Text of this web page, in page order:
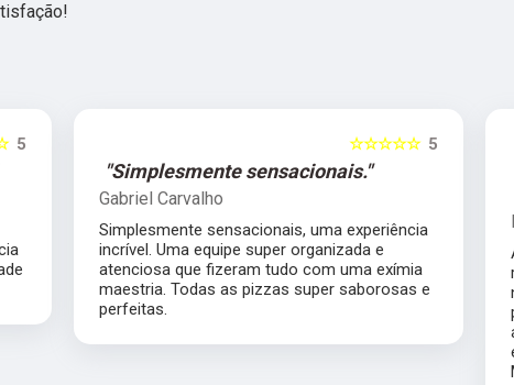
5 5
☆☆☆☆☆
"Atendimento de primeira
qualidade."
Marilda Daineze Daineze
Atendimento de primeira qualidade, super
recomendo. Fiz o casamento da minha filha
no dia 30 de novembro, pizzas saborosas,
produtos de ótima qualidade, equipe